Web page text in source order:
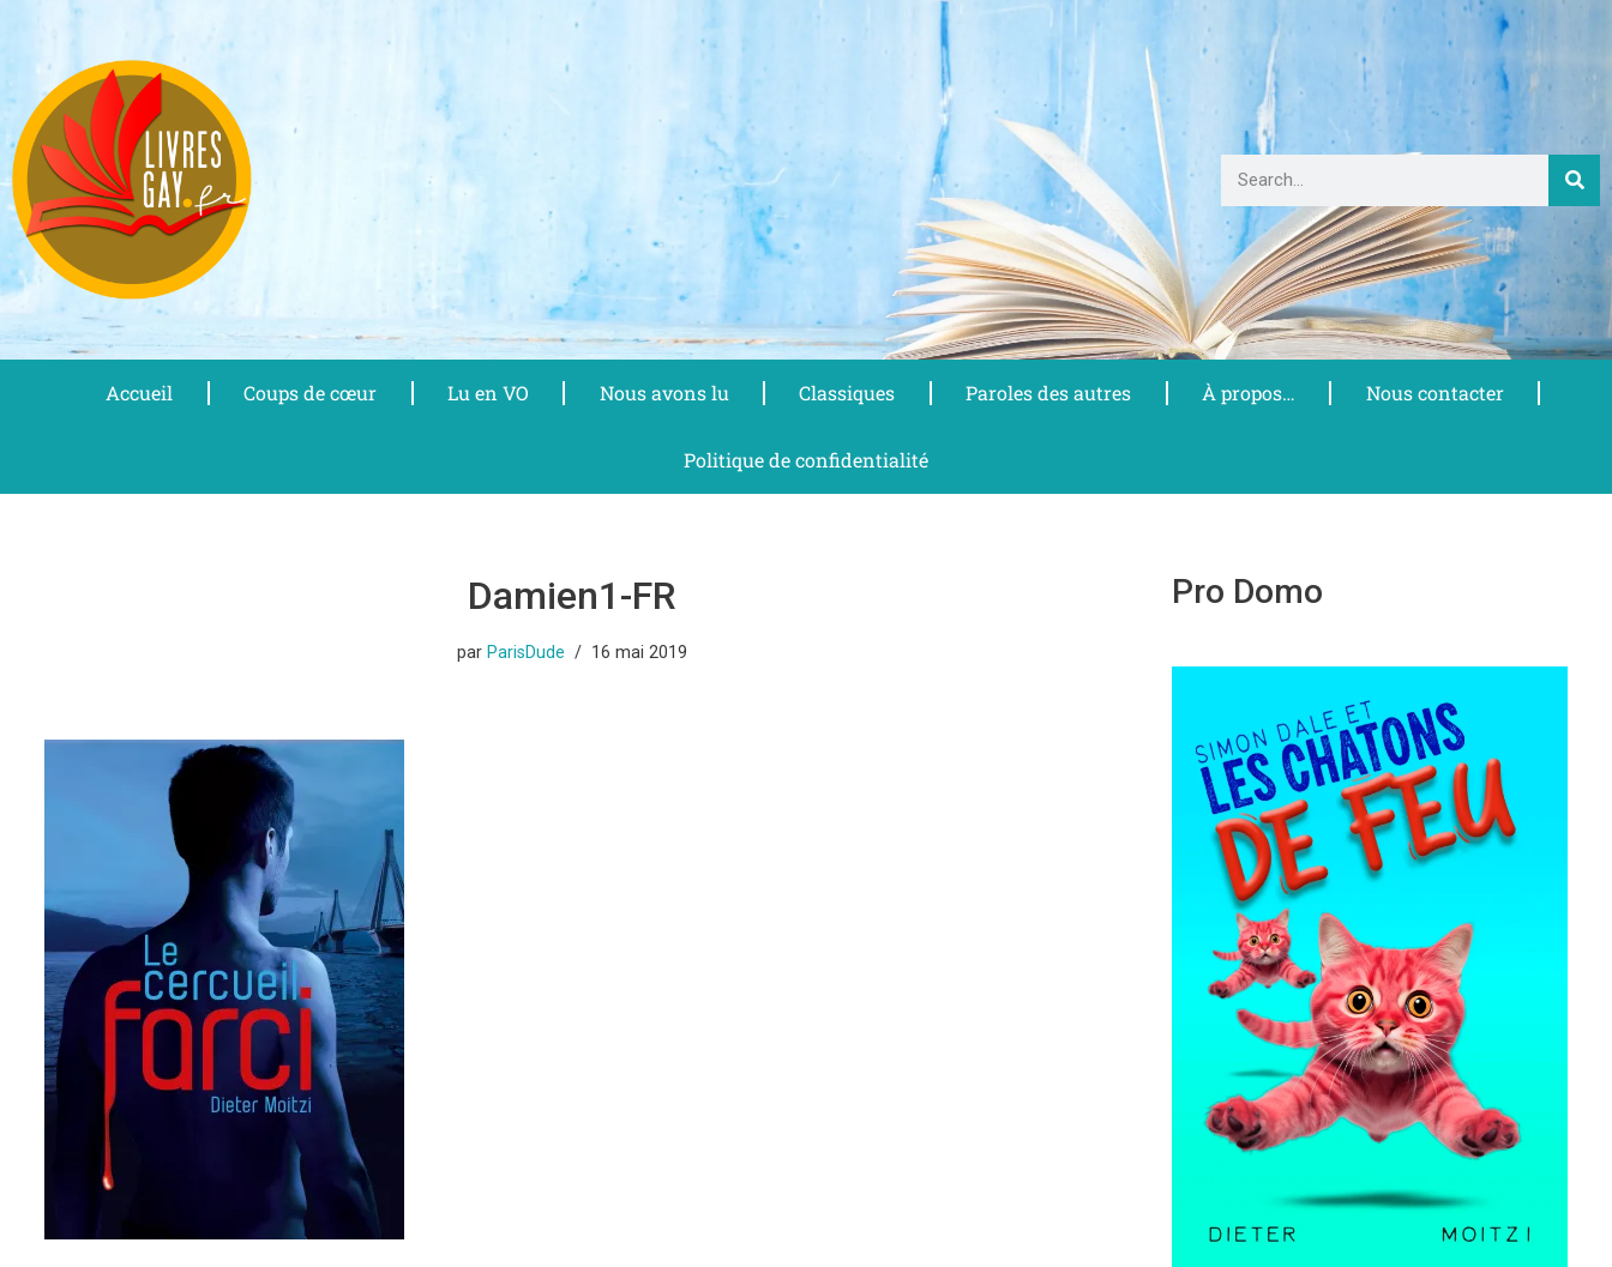
Aller
contenu
Accueil Coups de cœur Lu en VO Nous avons lu Classiques Paroles des autres À propos… Nous contacter
Politique de confidentialité
Damien1-FR
par ParisDude 16 mai 2019
Pro Domo